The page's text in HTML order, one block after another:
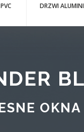
DRZWI